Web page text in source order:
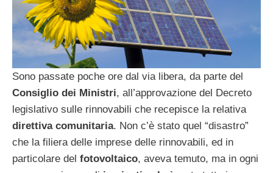
Sono passate poche ore dal via libera, da parte del
Consiglio dei Ministri, all’approvazione del Decreto
legislativo sulle rinnovabili che recepisce la relativa
direttiva comunitaria. Non c’è stato quel “disastro”
che la filiera delle imprese delle rinnovabili, ed in
particolare del fotovoltaico, aveva temuto, ma in ogni